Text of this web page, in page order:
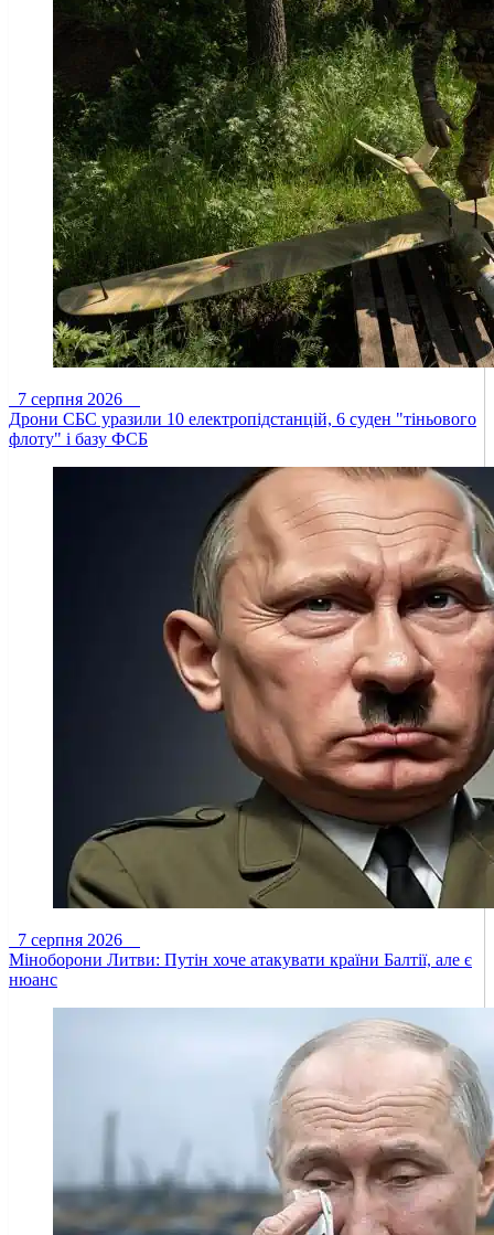
7 серпня 2026
Дрони СБС уразили 10 електропідстанцій, 6 суден "тіньового
флоту" і базу ФСБ
7 серпня 2026
Міноборони Литви: Путін хоче атакувати країни Балтії, але є
нюанс